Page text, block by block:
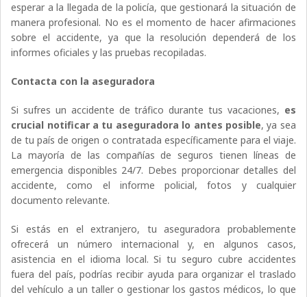
esperar a la llegada de la policía, que gestionará la situación de
manera profesional. No es el momento de hacer afirmaciones
sobre el accidente, ya que la resolución dependerá de los
informes oficiales y las pruebas recopiladas.
Contacta con la aseguradora
Si sufres un accidente de tráfico durante tus vacaciones, es
crucial notificar a tu aseguradora lo antes posible, ya sea
de tu país de origen o contratada específicamente para el viaje.
La mayoría de las compañías de seguros tienen líneas de
emergencia disponibles 24/7. Debes proporcionar detalles del
accidente, como el informe policial, fotos y cualquier
documento relevante.
Si estás en el extranjero, tu aseguradora probablemente
ofrecerá un número internacional y, en algunos casos,
asistencia en el idioma local. Si tu seguro cubre accidentes
fuera del país, podrías recibir ayuda para organizar el traslado
del vehículo a un taller o gestionar los gastos médicos, lo que